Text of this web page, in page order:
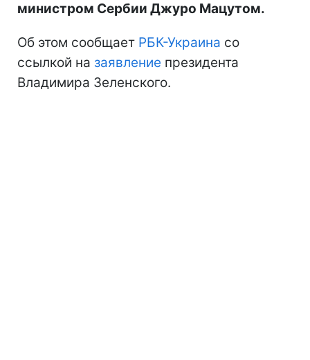
министром Сербии Джуро Мацутом.
Об этом сообщает РБК-Украина со
ссылкой на заявление президента
Владимира Зеленского.